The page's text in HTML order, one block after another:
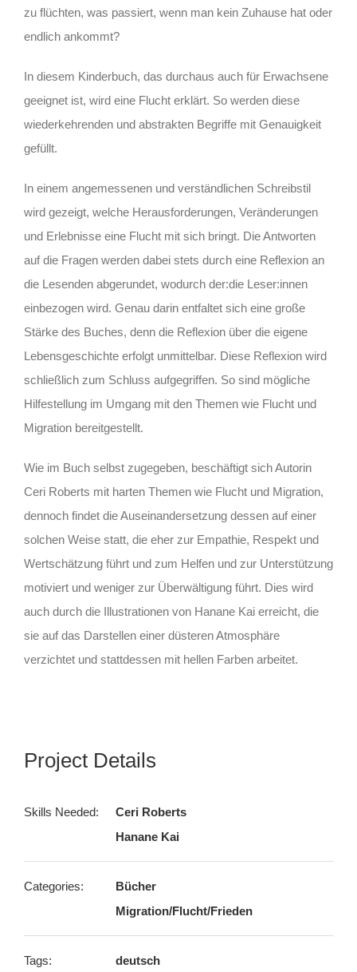
zu flüchten, was passiert, wenn man kein Zuhause hat oder
endlich ankommt?
In diesem Kinderbuch, das durchaus auch für Erwachsene
geeignet ist, wird eine Flucht erklärt. So werden diese
wiederkehrenden und abstrakten Begriffe mit Genauigkeit
gefüllt.
In einem angemessenen und verständlichen Schreibstil
wird gezeigt, welche Herausforderungen, Veränderungen
und Erlebnisse eine Flucht mit sich bringt. Die Antworten
auf die Fragen werden dabei stets durch eine Reflexion an
die Lesenden abgerundet, wodurch der:die Leser:innen
einbezogen wird. Genau darin entfaltet sich eine große
Stärke des Buches, denn die Reflexion über die eigene
Lebensgeschichte erfolgt unmittelbar. Diese Reflexion wird
schließlich zum Schluss aufgegriffen. So sind mögliche
Hilfestellung im Umgang mit den Themen wie Flucht und
Migration bereitgestellt.
Wie im Buch selbst zugegeben, beschäftigt sich Autorin
Ceri Roberts mit harten Themen wie Flucht und Migration,
dennoch findet die Auseinandersetzung dessen auf einer
solchen Weise statt, die eher zur Empathie, Respekt und
Wertschätzung führt und zum Helfen und zur Unterstützung
motiviert und weniger zur Überwältigung führt. Dies wird
auch durch die Illustrationen von Hanane Kai erreicht, die
sie auf das Darstellen einer düsteren Atmosphäre
verzichtet und stattdessen mit hellen Farben arbeitet.
Project Details
Skills Needed:
Ceri Roberts
Hanane Kai
Categories:
Bücher
Migration/Flucht/Frieden
Tags: deutsch